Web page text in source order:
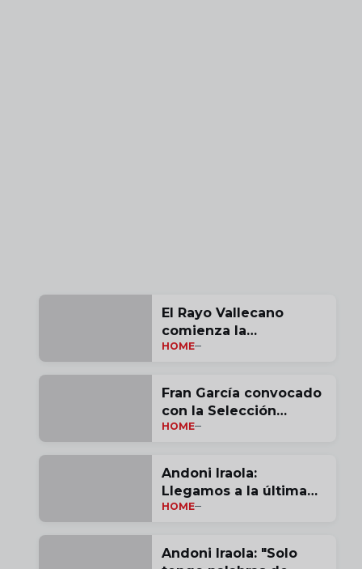
El Rayo Vallecano
comienza la
pretemporada
HOME
Fran García convocado
con la Selección
Española
HOME
Andoni Iraola:
Llegamos a la última
jornada con opciones |
HOME
Andoni Iraola: "Solo